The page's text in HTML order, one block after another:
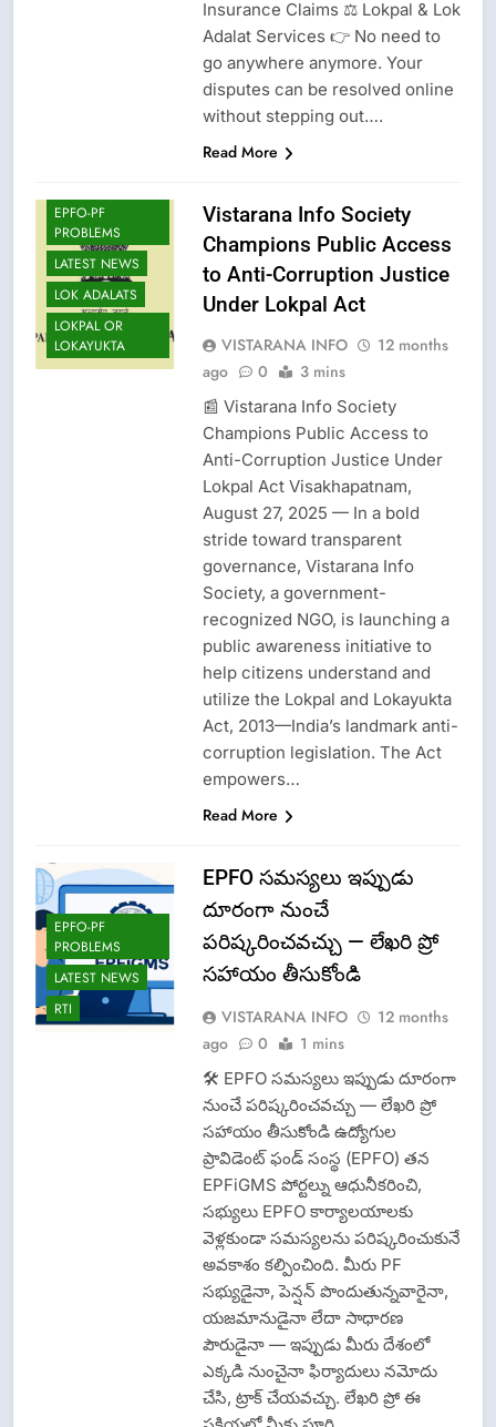
Insurance Claims ⚖️ Lokpal & Lok
Adalat Services 👉 No need to
go anywhere anymore. Your
disputes can be resolved online
without stepping out….
Read More
EPFO-PF
PROBLEMS
LATEST NEWS
LOK ADALATS
LOKPAL OR
LOKAYUKTA
Vistarana Info Society
Champions Public Access
to Anti-Corruption Justice
Under Lokpal Act
VISTARANA INFO
12 months
ago
0 3 mins
📰 Vistarana Info Society
Champions Public Access to
Anti-Corruption Justice Under
Lokpal Act Visakhapatnam,
August 27, 2025 — In a bold
stride toward transparent
governance, Vistarana Info
Society, a government-
recognized NGO, is launching a
public awareness initiative to
help citizens understand and
utilize the Lokpal and Lokayukta
Act, 2013—India’s landmark anti-
corruption legislation. The Act
empowers…
Read More
EPFO-PF
PROBLEMS
LATEST NEWS
RTI
EPFO సమస్యలు ఇప్పుడు
దూరంగా నుంచే
పరిష్కరించవచ్చు — లేఖరి ప్రో
సహాయం తీసుకోండి
VISTARANA INFO
12 months
ago
0 1 mins
🛠 EPFO సమస్యలు ఇప్పుడు దూరంగా
నుంచే పరిష్కరించవచ్చు — లేఖరి ప్రో
సహాయం తీసుకోండి ఉద్యోగుల
ప్రావిడెంట్ ఫండ్ సంస్థ (EPFO) తన
EPFiGMS పోర్టల్ను ఆధునీకరించి,
సభ్యులు EPFO కార్యాలయాలకు
వెళ్లకుండా సమస్యలను పరిష్కరించుకునే
అవకాశం కల్పించింది. మీరు PF
సభ్యుడైనా, పెన్షన్ పొందుతున్నవారైనా,
యజమానుడైనా లేదా సాధారణ
పౌరుడైనా — ఇప్పుడు మీరు దేశంలో
ఎక్కడి నుంచైనా ఫిర్యాదులు నమోదు
చేసి, ట్రాక్ చేయవచ్చు. లేఖరి ప్రో ఈ